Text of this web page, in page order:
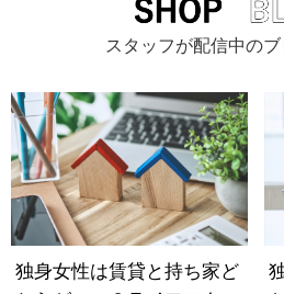
スタッフが配信中の